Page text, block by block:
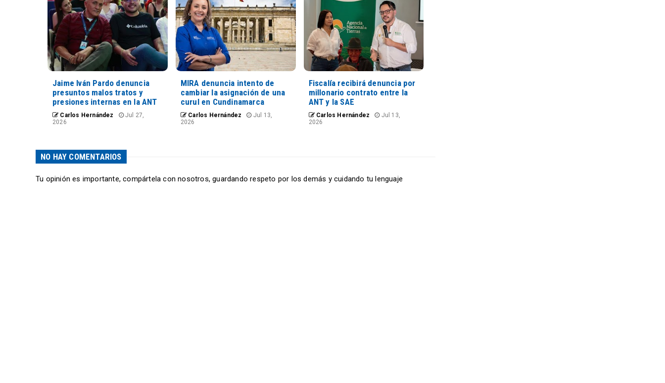
Jaime Iván Pardo denuncia
presuntos malos tratos y
presiones internas en la ANT
Carlos Hernández
Jul 27,
2026
MIRA denuncia intento de
cambiar la asignación de una
curul en Cundinamarca
Carlos Hernández
Jul 13,
2026
Fiscalía recibirá denuncia por
millonario contrato entre la
ANT y la SAE
Carlos Hernández
Jul 13,
2026
NO HAY COMENTARIOS
Tu opinión es importante, compártela con nosotros, guardando respeto por los demás y cuidando tu lenguaje